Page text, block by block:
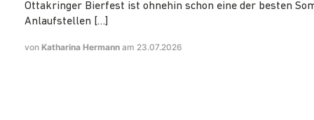
Ottakringer Bierfest ist ohnehin schon eine der besten
Anlaufstellen […]
von Katharina Hermann am 23.07.2026